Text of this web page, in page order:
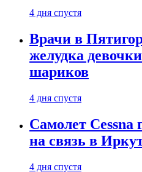
4 дня спустя
Врачи в
желудка
шариков
4 дня спустя
Самолет Cessna
на связь в
4 дня спустя